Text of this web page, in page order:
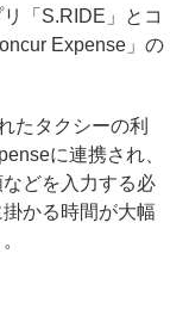
「S.RIDE」とコ
Expense」の
たタクシーの利
に連携され、
どを入力する必
かる時間が大幅